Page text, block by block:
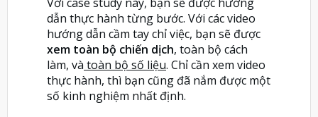
dẫn thực hành từng bước. Với các video
hướng dẫn cầm tay chỉ việc, bạn sẽ được
xem toàn bộ chiến dịch, toàn bộ cách
làm, và toàn bộ số liệu. Chỉ cần xem video
thực hành, thì bạn cũng đã nắm được một
số kinh nghiệm nhất định.